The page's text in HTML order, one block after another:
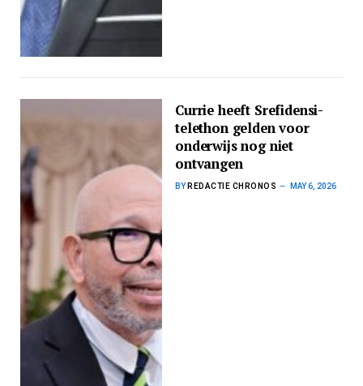
Currie heeft Srefidensi-
telethon gelden voor
onderwijs nog niet
ontvangen
BY REDACTIE CHRONOS MAY 6, 2026